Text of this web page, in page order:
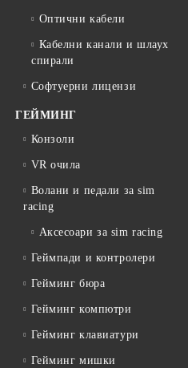
Оптични кабели
Кабелни канали и шлаух
спирали
Софтуерни лицензи
ГЕЙМИНГ
Конзоли
VR очила
Волани и педали за sim
racing
Аксесоари за sim racing
Геймпади и контролери
Гейминг бюра
Гейминг компютри
Гейминг клавиатури
Гейминг мишки